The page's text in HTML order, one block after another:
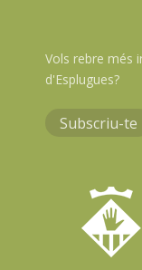
Vols rebre més
d'Esplugues?
Subscriu-te